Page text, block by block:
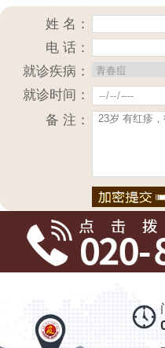
姓 名：
电 话：
就诊疾病：
就诊时间：
备 注：